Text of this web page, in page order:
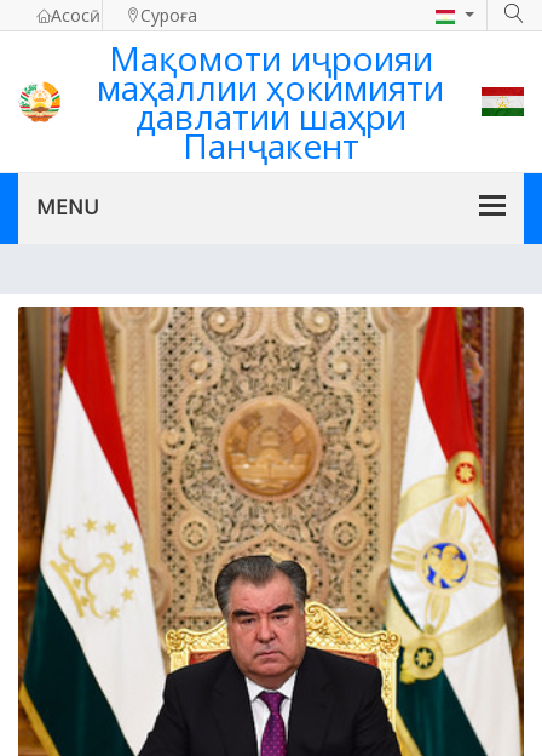
Асосӣ Суроға
Мақомоти иҷроияи
маҳаллии ҳокимияти
давлатии шаҳри
Панҷакент